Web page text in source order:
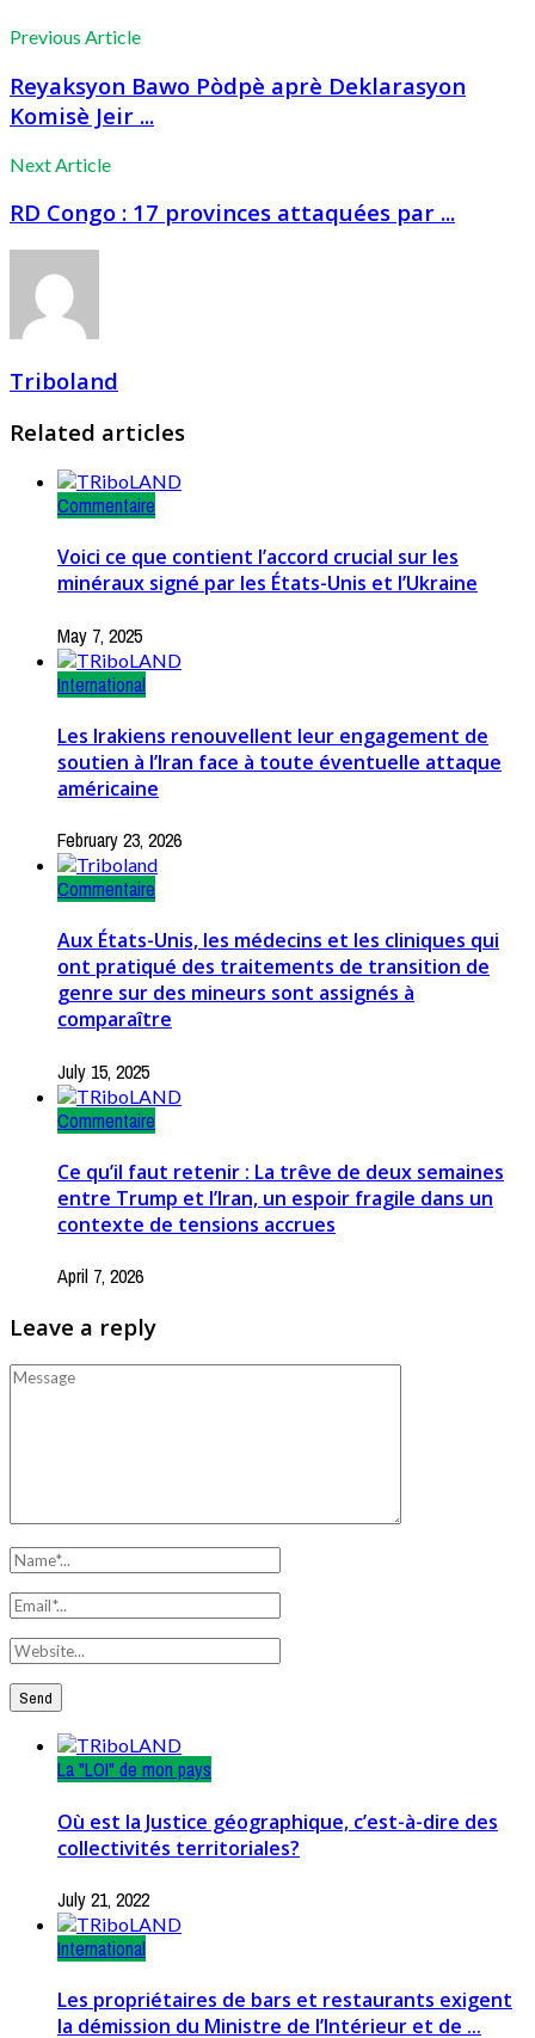
Previous Article
Reyaksyon Bawo Pòdpè aprè Deklarasyon
Komisè Jeir ...
Next Article
RD Congo : 17 provinces attaquées par ...
Triboland
Related articles
Commentaire
Voici ce que contient l’accord crucial sur les
minéraux signé par les États-Unis et l’Ukraine
May 7, 2025
International
Les Irakiens renouvellent leur engagement de
soutien à l’Iran face à toute éventuelle attaque
américaine
February 23, 2026
Commentaire
Aux États-Unis, les médecins et les cliniques qui
ont pratiqué des traitements de transition de
genre sur des mineurs sont assignés à
comparaître
July 15, 2025
Commentaire
Ce qu’il faut retenir : La trêve de deux semaines
entre Trump et l’Iran, un espoir fragile dans un
contexte de tensions accrues
April 7, 2026
Leave a reply
La "LOI" de mon pays
Où est la Justice géographique, c’est-à-dire des
collectivités territoriales?
July 21, 2022
International
Les propriétaires de bars et restaurants exigent
la démission du Ministre de l’Intérieur et de ...